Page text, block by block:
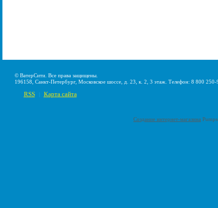
© ВатерСити. Все права защищены.
196158, Санкт-Петербург, Московское шоссе, д. 23, к. 2, 3 этаж. Телефон: 8 800
RSS Карта сайта
Создание интернет-магазина